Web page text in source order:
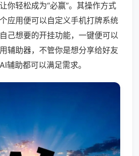
你轻松成为“必赢”。其操作方式
应用便可以自定义手机打牌系统
己想要的开挂功能，一键便可以
辅助器，不管你是想分享给好友
辅助都可以满足需求。